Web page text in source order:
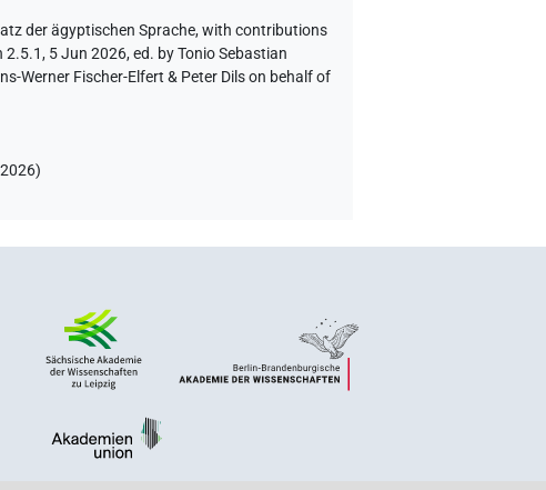
der ägyptischen Sprache,with contributions
5 Jun 2026, ed. by Tonio Sebastian
Werner Fischer-Elfert & Peter Dils on behalf of
)